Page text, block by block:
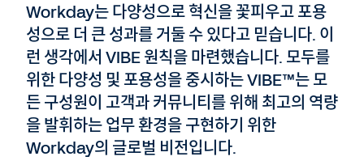
Workday는 다양성으로 혁신을 꽃피우고 포용
성으로 더 큰 성과를 거둘 수 있다고 믿습니다. 이
런 생각에서 VIBE 원칙을 마련했습니다. 모두를
위한 다양성 및 포용성을 중시하는 VIBE™는 모
든 구성원이 고객과 커뮤니티를 위해 최고의 역량
을 발휘하는 업무 환경을 구현하기 위한
Workday의 글로벌 비전입니다.